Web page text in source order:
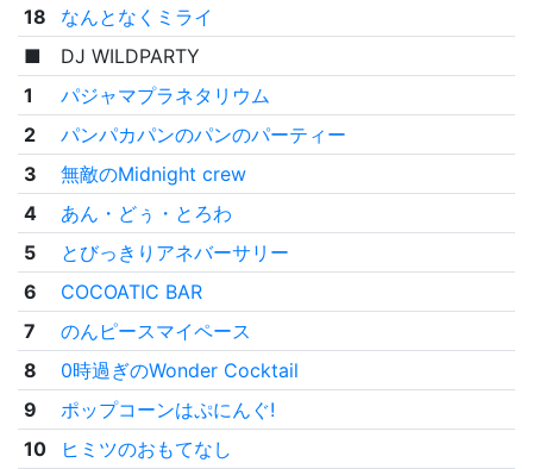
18
なんとなくミライ
■
DJ WILDPARTY
1
パジャマプラネタリウム
2
パンパカパンのパンのパーティー
3
無敵のMidnight crew
4
あん・どぅ・とろわ
5
とびっきりアネバーサリー
6
COCOATIC BAR
7
のんピースマイペース
8
0時過ぎのWonder Cocktail
9
ポップコーンはぷにんぐ!
10
ヒミツのおもてなし